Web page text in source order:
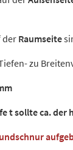
der Raumseite
zu
t sollte ca. der